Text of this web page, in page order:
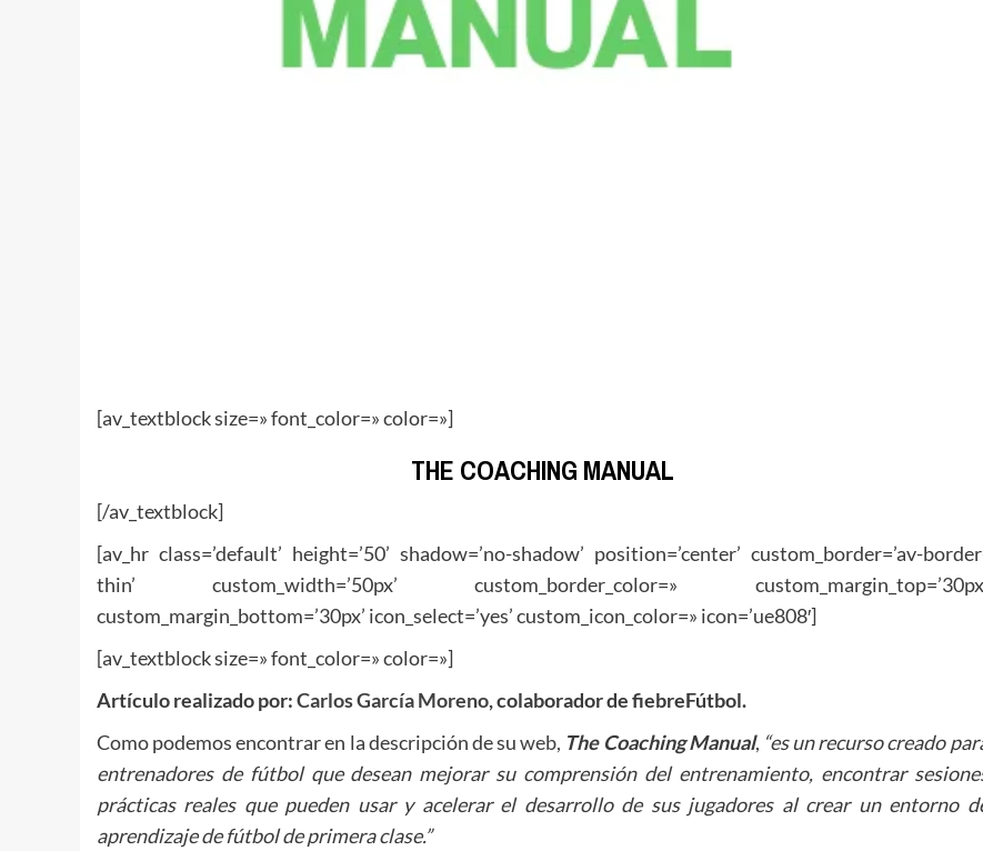
[av_textblock size=» font_color=» color=»]
THE COACHING MANUAL
[/av_textblock]
[av_hr class=’default’ height=’50’ shadow=’no-shadow’ position=’center’ custom_border=’av-
thin’ custom_width=’50px’ custom_border_color=»
custom_margin_bottom=’30px’ icon_select=’yes’ custom_icon_color=» icon=’ue808′]
[av_textblock size=» font_color=» color=»]
Artículo realizado por:Carlos García Moreno, colaborador de fiebreFútbol.
Como podemos encontrar en la descripción de suweb, The Coaching Manual, “es un recurso creado
entrenadores de fútbol que desean mejorar su comprensión del entrenamiento, encontrar
prácticas reales que pueden usar y acelerar el desarrollo de sus jugadores al crear un entorno
aprendizaje de fútbol de primera clase.”